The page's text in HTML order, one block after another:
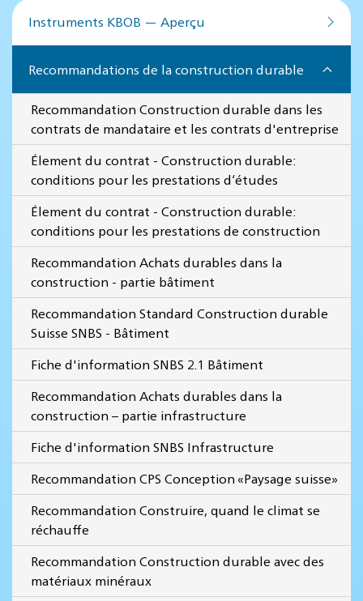
Instruments KBOB — Aperçu
Recommandations de la construction durable
Recommandation Construction durable dans les
contrats de mandataire et les contrats d'entreprise
Élement du contrat - Construction durable:
conditions pour les prestations d‘études
Élement du contrat - Construction durable:
conditions pour les prestations de construction
Recommandation Achats durables dans la
construction - partie bâtiment
Recommandation Standard Construction durable
Suisse SNBS - Bâtiment
Fiche d'information SNBS 2.1 Bâtiment
Recommandation Achats durables dans la
construction – partie infrastructure
Fiche d'information SNBS Infrastructure
Recommandation CPS Conception «Paysage suisse»
Recommandation Construire, quand le climat se
réchauffe
Recommandation Construction durable avec des
matériaux minéraux